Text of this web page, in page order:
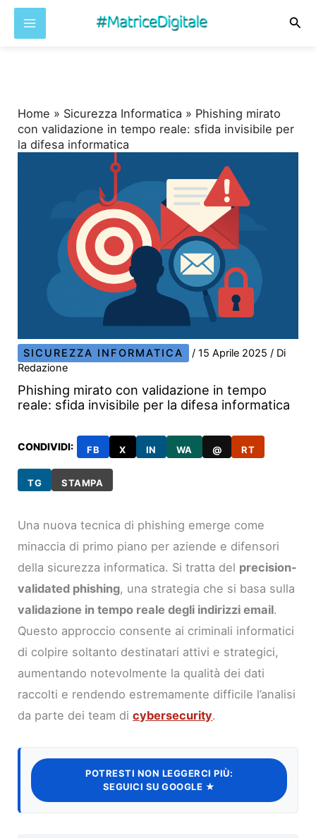
Home » Sicurezza Informatica » Phishing mirato
con validazione in tempo reale: sfida invisibile per
la difesa informatica
SICUREZZA INFORMATICA /15 Aprile 2025/ Di
Redazione
Phishing mirato con validazione in tempo
reale: sfida invisibile per la difesa informatica
CONDIVIDI: FB X IN WA @ RT
TG STAMPA
Una nuova tecnica di phishing emerge come
minaccia di primo piano per aziende e difensori
della sicurezza informatica. Si tratta del precision-
validated phishing, una strategia che si basa sulla
validazione in tempo reale degli indirizzi email.
Questo approccio consente ai criminali informatici
di colpire soltanto destinatari attivi e strategici,
aumentando notevolmente la qualità dei dati
raccolti e rendendo estremamente difficile l’analisi
da parte dei team dicybersecurity.
POTRESTI NON LEGGERCI PIÙ:
SEGUICI SU GOOGLE ★